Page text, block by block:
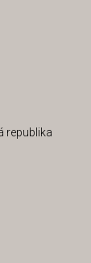
republika